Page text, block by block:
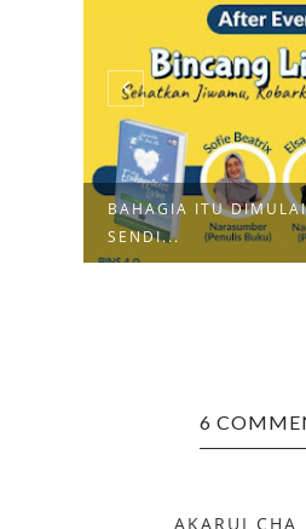
BAHAGIA ITU
SENDI...
6
AKARUI CHA